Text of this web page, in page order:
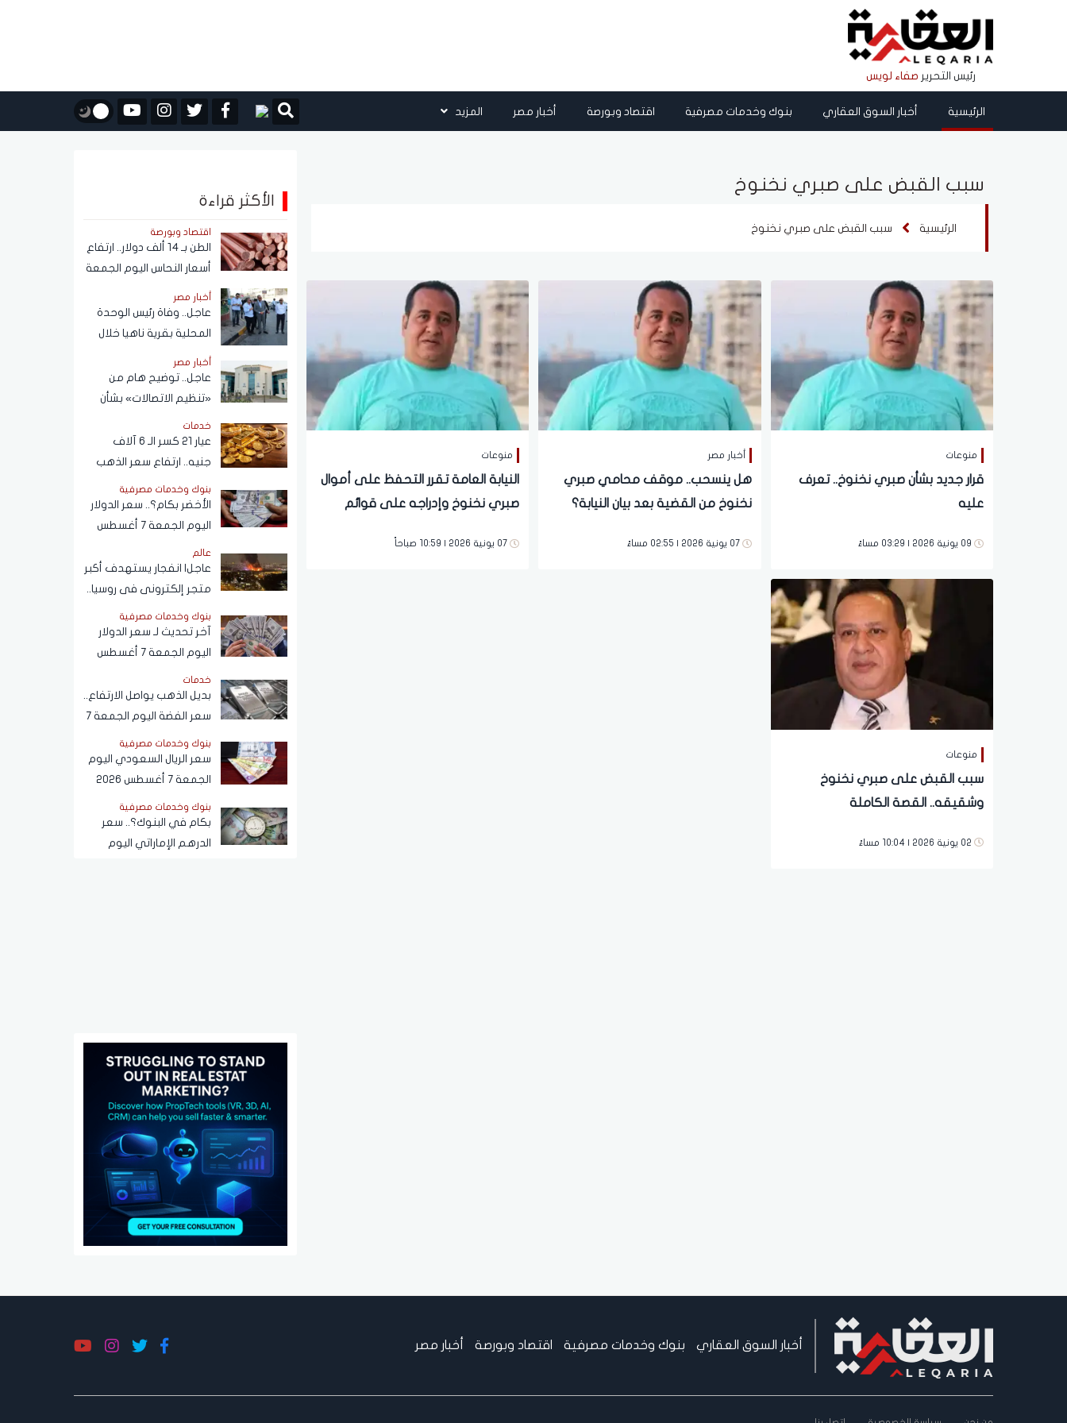
رئيس التحرير صفاء لويس
الرئيسية أخبار السوق العقاري بنوك وخدمات مصرفية اقتصاد وبورصة أخبار مصر المزيد
سبب القبض على صبري نخنوخ
الرئيسية سبب القبض على صبري نخنوخ
منوعات
قرار جديد بشأن صبري نخنوخ.. تعرف
عليه
09 يونية 2026 | 03:29 مساءً
أخبار مصر
هل ينسحب.. موقف محامي صبري
نخنوخ من القضية بعد بيان النيابة؟
07 يونية 2026 | 02:55 مساءً
منوعات
النيابة العامة تقرر التحفظ على أموال
صبري نخنوخ وإدراجه على قوائم
07 يونية 2026 | 10:59 صباحاً
منوعات
سبب القبض على صبري نخنوخ
وشقيقه.. القصة الكاملة
02 يونية 2026 | 10:04 مساءً
الأكثر قراءة
اقتصاد وبورصة
الطن بـ 14 ألف دولار.. ارتفاع
أسعار النحاس اليوم الجمعة
7 أغسطس 2026
أخبار مصر
عاجل.. وفاة رئيس الوحدة
المحلية بقرية ناهيا خلال
حملة إزالة
أخبار مصر
عاجل.. توضيح هام من
«تنظيم الاتصالات» بشأن
دون علم المواطنين
خدمات
عيار 21 كسر الـ 6 آلاف
جنيه.. ارتفاع سعر الذهب
2026
بنوك وخدمات مصرفية
الأخضر بكام؟.. سعر الدولار
اليوم الجمعة 7 أغسطس
عالم
عاجل| انفجار يستهدف أكبر
متجر إلكترونى فى روسيا..
بنوك وخدمات مصرفية
آخر تحديث لـ سعر الدولار
اليوم الجمعة 7 أغسطس
خدمات
بديل الذهب يواصل الارتفاع..
سعر الفضة اليوم الجمعة 7
بنوك وخدمات مصرفية
سعر الريال السعودي اليوم
الجمعة 7 أغسطس 2026
البنوك
بنوك وخدمات مصرفية
بكام في البنوك؟.. سعر
الدرهم الإماراتي اليوم
أخبار السوق العقاري بنوك وخدمات مصرفية اقتصاد وبورصة أخبار مصر